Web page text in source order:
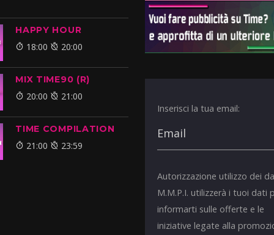
HAPPY HOUR
18:00 20:00
MIX TIME90 (R)
20:00 21:00
TIME COMPILATION
21:00 23:59
Inserisci la tua email:
Autorizzazione utilizzo dei
M.M.P.I. utilizzerà i tuoi dati
informarti sulle offerte e le
iniziative legate alla